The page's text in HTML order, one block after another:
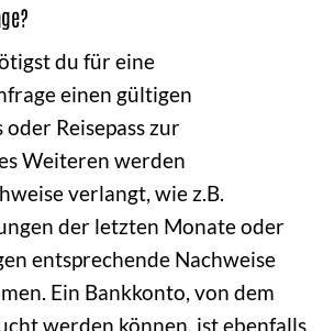
du für eine
einen gültigen
Reisepass zur
Weiteren werden
verlangt, wie z.B.
der letzten Monate oder
entsprechende Nachweise
Ein Bankkonto, von dem
werden können, ist ebenfalls